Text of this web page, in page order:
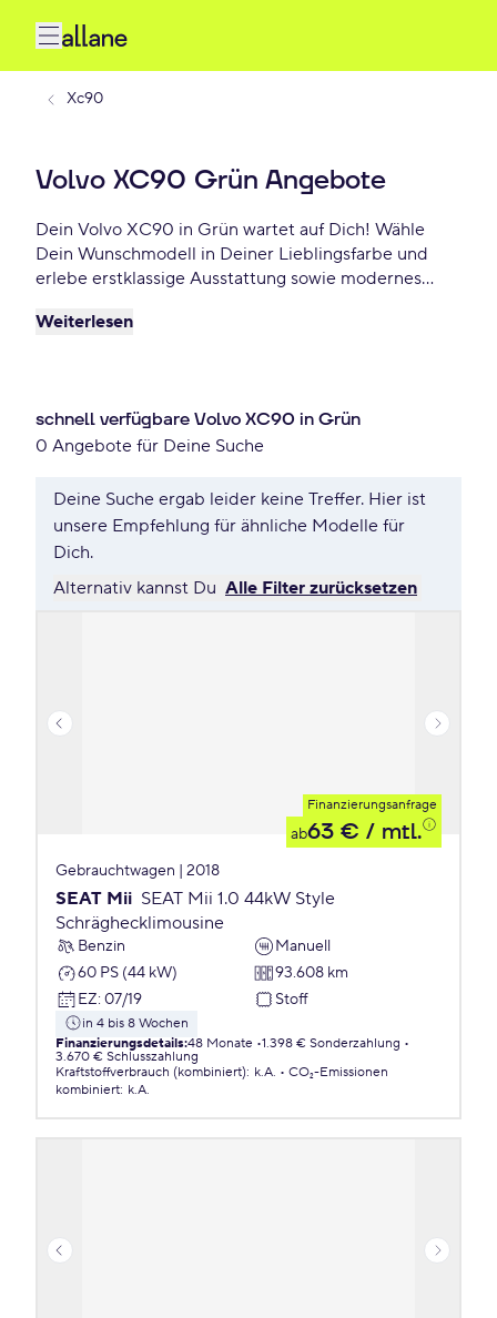
Xc90
Volvo XC90 Grün Angebote
Dein Volvo XC90 in Grün wartet auf Dich! Wähle
Dein Wunschmodell in Deiner Lieblingsfarbe und
erlebe erstklassige Ausstattung sowie modernes
Finanzierungsoptionen und fahre Dein Volvo XC90
Weiterlesen
schnell verfügbare Volvo XC90 in Grün
0 Angebote für Deine Suche
Deine Suche ergab leider keine Treffer. Hier ist
unsere Empfehlung für ähnliche Modelle für
Dich.
Alternativ kannst Du Alle Filter zurücksetzen
Finanzierungsanfrage
ab63 € / mtl.
Gebrauchtwagen | 2018
SEAT Mii SEAT Mii 1.0 44kW Style
Schräghecklimousine
Benzin
Manuell
60 PS (44 kW)
93.608 km
EZ: 07/19 Stoff
in 4 bis 8 Wochen
Finanzierungsdetails:48 Monate 1.398 € Sonderzahlung
3.670 € Schlusszahlung
Kraftstoffverbrauch (kombiniert): k.A.
CO₂-Emissionen
kombiniert: k.A.